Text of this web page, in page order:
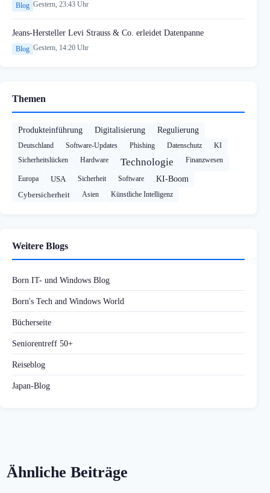
Blog Gestern, 23:43 Uhr
Jeans-Hersteller Levi Strauss & Co. erleidet Datenpanne
Blog Gestern, 14:20 Uhr
Themen
Produkteinführung Digitalisierung Regulierung
Deutschland Software-Updates Phishing Datenschutz
KI
Sicherheitslücken
Hardware Technologie Finanzwesen
Europa USA Sicherheit Software
KI-Boom
Cybersicherheit
Asien Künstliche Intelligenz
Weitere Blogs
Born IT- und Windows Blog
Born's Tech and Windows World
Bücherseite
Seniorentreff 50+
Reiseblog
Japan-Blog
Ähnliche Beiträge